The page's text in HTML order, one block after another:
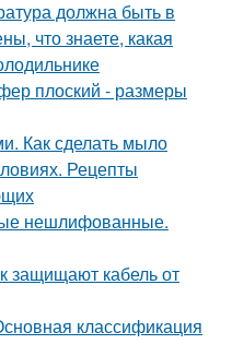
должна быть в
что знаете, какая
плоский - размеры
Как сделать мыло
Рецепты
нешлифованные.
защищают кабель от
классификация